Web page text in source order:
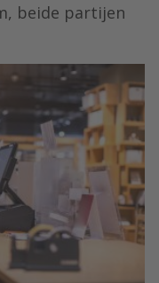
beide partijen